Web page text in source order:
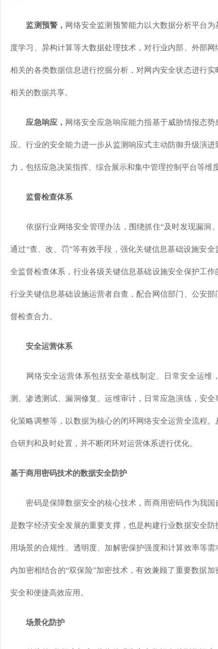
监测预警， 网络安全监测预警能力以大数据分析平台
度学习、异构计算等大数据处理技术，对行业内部、外部
相关的各类数据信息进行挖掘分析，对网内安全状态进行
相关的数据共享。
应急响应， 网络安全应急响应能力指基于威胁情报态
应。行业的安全能力进一步从监测响应式主动防御升级演
力，包括应急决策指挥、综合展示和集中管理控制平台等维
监督检查体系
依据行业网络安全管理办法，围绕抓住“及时发现漏洞
通过“查、改、罚”等有效手段，强化关键信息基础设施安
全监督检查体系，行业各级关键信息基础设施安全保护工
行业关键信息基础设施运营者自查，配合网信部门、公安
督检查合力。
安全运营体系
网络安全运营体系包括安全基线制定、日常安全运维
测、渗透测试、漏洞修复、运维审计，日常应急演练，安
化策略调整等，以数据为核心的闭环网络安全运营全流程
合研判和及时处置，并不断闭环对运营体系进行优化。
基于商用密码技术的数据安全防护
密码是保障数据安全的核心技术，而商用密码作为我国
是数字经济安全发展的重要支撑，也是构建行业数据安全
用场景的合规性、透明度、加解密保护强度和计算效率等
内加密相结合的“双保险”加密技术，有效兼顾了重要数据
安全和便捷高效应用。
场景化防护